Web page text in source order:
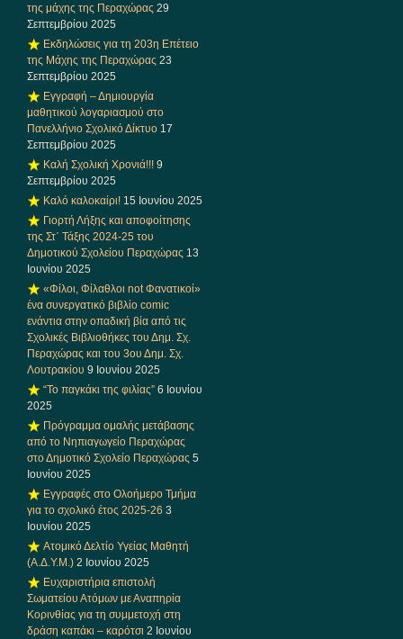
της μάχης της Περαχώρας 29
Σεπτεμβρίου 2025
Εκδηλώσεις για τη 203η Επέτειο
της Μάχης της Περαχώρας 23
Σεπτεμβρίου 2025
Εγγραφή – Δημιουργία
μαθητικού λογαριασμού στο
Πανελλήνιο Σχολικό Δίκτυο 17
Σεπτεμβρίου 2025
Καλή Σχολική Χρονιά!!! 9
Σεπτεμβρίου 2025
Καλό καλοκαίρι! 15 Ιουνίου 2025
Γιορτή Λήξης και αποφοίτησης
της Στ΄ Τάξης 2024-25 του
Δημοτικού Σχολείου Περαχώρας 13
Ιουνίου 2025
«Φίλοι, Φίλαθλοι not Φανατικοί»
ένα συνεργατικό βιβλίο comic
ενάντια στην οπαδική βία από τις
Σχολικές Βιβλιοθήκες του Δημ. Σχ.
Περαχώρας και του 3ου Δημ. Σχ.
Λουτρακίου 9 Ιουνίου 2025
“Το παγκάκι της φιλίας” 6 Ιουνίου
2025
Πρόγραμμα ομαλής μετάβασης
από το Νηπιαγωγείο Περαχώρας
στο Δημοτικό Σχολείο Περαχώρας 5
Ιουνίου 2025
Εγγραφές στο Ολοήμερο Τμήμα
για το σχολικό έτος 2025-26 3
Ιουνίου 2025
Ατομικό Δελτίο Υγείας Μαθητή
(Α.Δ.Υ.Μ.) 2 Ιουνίου 2025
Ευχαριστήρια επιστολή
Σωματείου Ατόμων με Αναπηρία
Κορινθίας για τη συμμετοχή στη
δράση καπάκι – καρότσι 2 Ιουνίου